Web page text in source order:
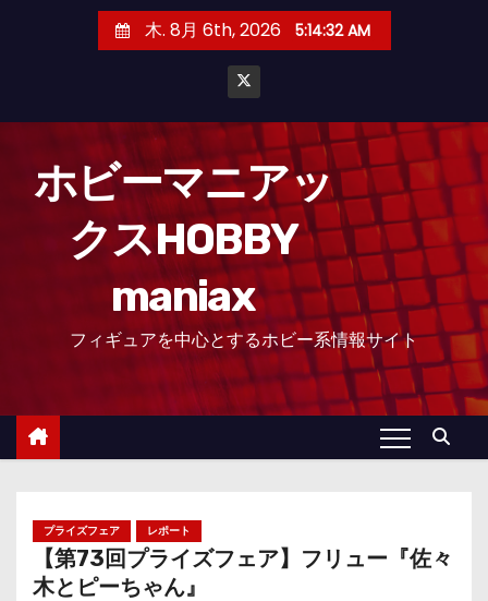
木. 8月 6th, 2026 5:14:33 AM
ホビーマニアッ
クスHOBBY
maniax
フィギュアを中心とするホビー系情報サイト
プライズフェア レポート
【第73回プライズフェア】フリュー『佐々
木とピーちゃん』